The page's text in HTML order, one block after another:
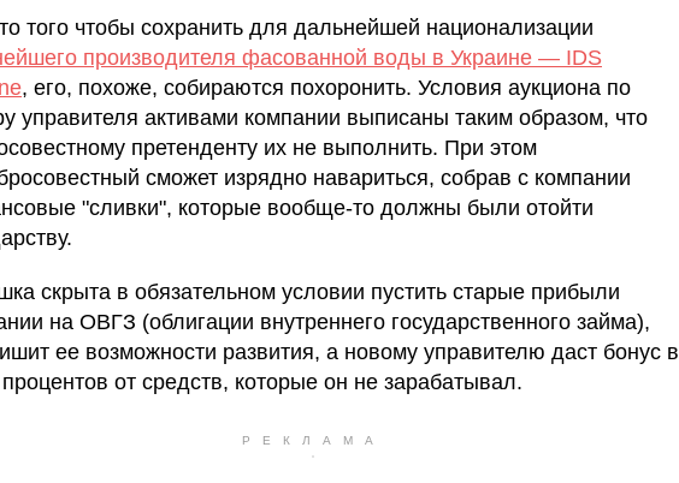
того чтобы сохранить для дальнейшей национализации
производителя фасованной воды в Украине — IDS
, его, похоже, собираются похоронить. Условия аукциона по
управителя активами компании выписаны таким образом, что
претенденту их не выполнить. При этом
сможет изрядно навариться, собрав с компании
"сливки", которые вообще-то должны были отойти
скрыта в обязательном условии пустить старые прибыли
на ОВГЗ (облигации внутреннего государственного займа),
ее возможности развития, а новому управителю даст бонус в
от средств, которые он не зарабатывал.